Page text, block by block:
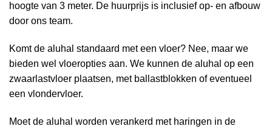
hoogte van 3 meter. De huurprijs is inclusief op- en afbouw
door ons team.
Komt de aluhal standaard met een vloer? Nee, maar we
bieden wel vloeropties aan. We kunnen de aluhal op een
zwaarlastvloer plaatsen, met ballastblokken of eventueel
een vlondervloer.
Moet de aluhal worden verankerd met haringen in de